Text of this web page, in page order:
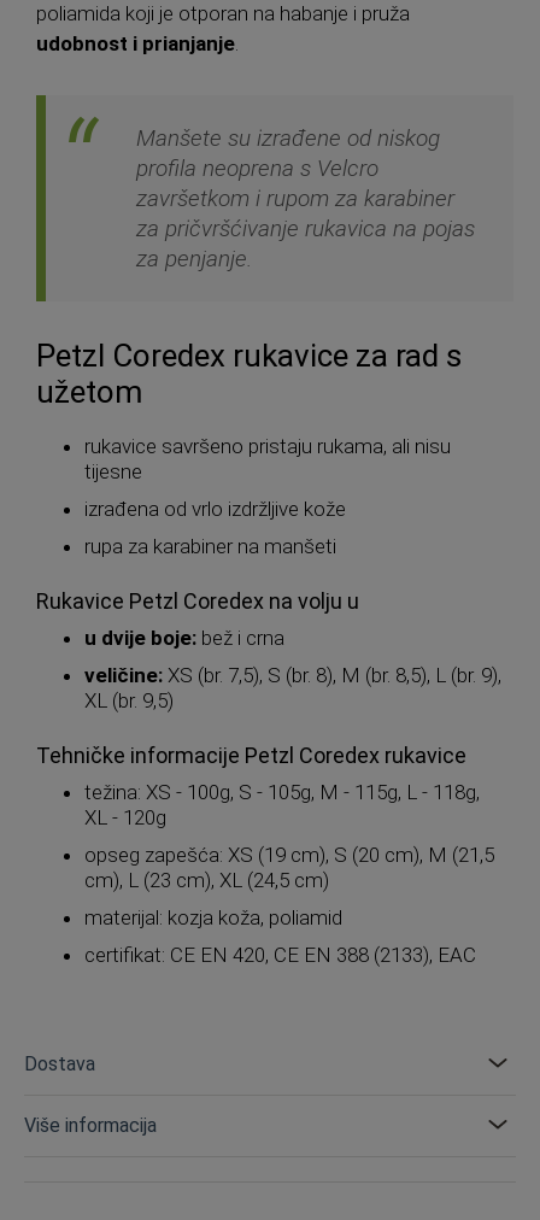
poliamida koji je otporan na habanje i pruža
udobnost i prianjanje.
Manšete su izrađene od niskog
profila neoprena s Velcro
završetkom i rupom za karabiner
za pričvršćivanje rukavica na pojas
za penjanje.
Petzl Coredex rukavice za rad s
užetom
rukavice savršeno pristaju rukama, ali nisu
tijesne
izrađena od vrlo izdržljive kože
rupa za karabiner na manšeti
Rukavice Petzl Coredex na volju u
u dvije boje: bež i crna
veličine: XS (br. 7,5), S (br. 8), M (br. 8,5), L (br. 9),
XL (br. 9,5)
Tehničke informacije Petzl Coredex rukavice
težina: XS - 100g, S - 105g, M - 115g, L - 118g,
XL - 120g
opseg zapešća: XS (19 cm), S (20 cm), M (21,5
cm), L (23 cm), XL (24,5 cm)
materijal: kozja koža, poliamid
certifikat: CE EN 420, CE EN 388 (2133), EAC
Dostava
Više informacija